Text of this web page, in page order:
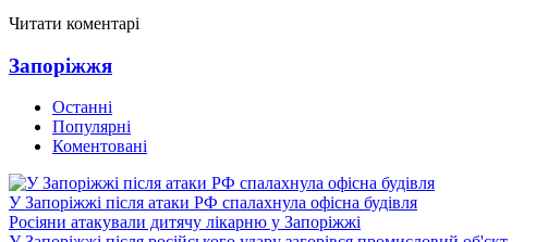
Читати коментарі
Запоріжжя
Останні
Популярні
Коментовані
У Запоріжжі після атаки РФ спалахнула офісна будівля
Росіяни атакували дитячу лікарню у Запоріжжі